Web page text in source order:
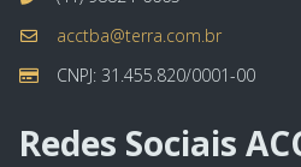
acctba@terra.com.br
CNPJ: 31.455.820/0001-00
Redes Sociais